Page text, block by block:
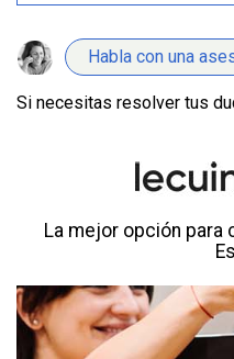
Habla con una
Si necesitas resolver tus
La mejor opción para